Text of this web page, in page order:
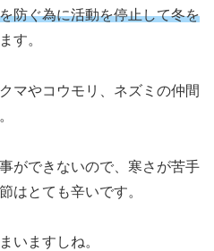
防ぐ為に活動を停止して冬を
す。
マやコウモリ、ネズミの仲間
ができないので、寒さが苦手
はとても辛いです。
いますしね。